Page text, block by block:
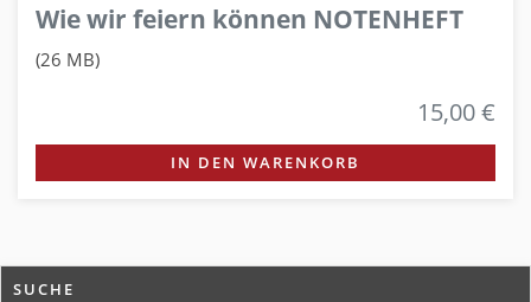
Wie wir feiern können NOTENHEFT
(26 MB)
15,00 €
IN DEN WARENKORB
SUCHE